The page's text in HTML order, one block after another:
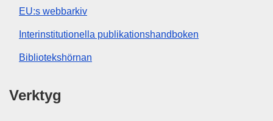
EU:s webbarkiv
Interinstitutionella publikationshandboken
Bibliotekshörnan
Verktyg